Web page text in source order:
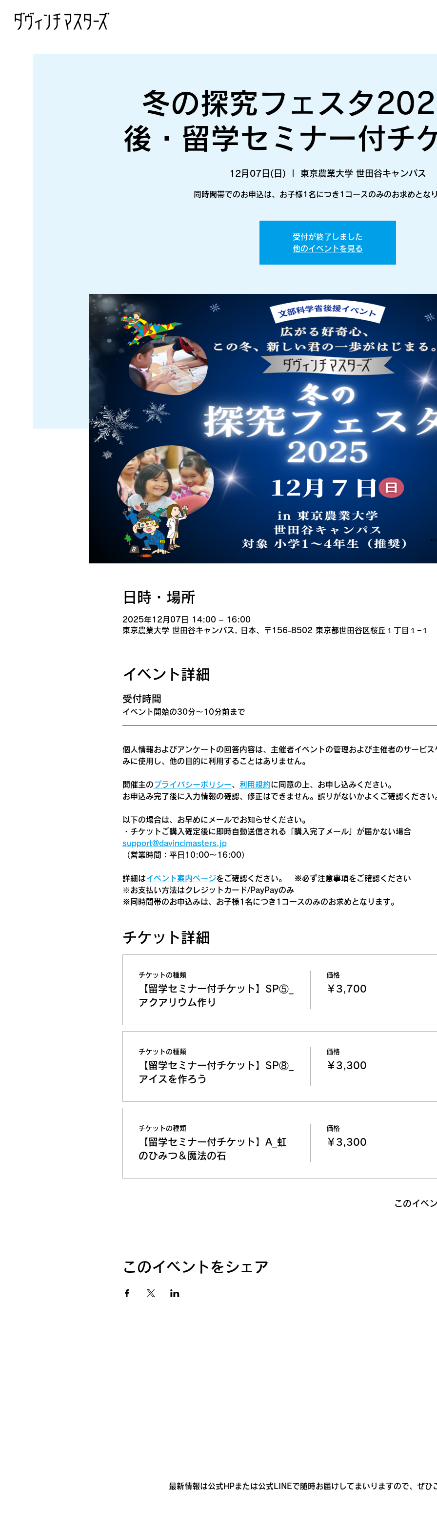
冬の探究フェスタ
後・留学セミナー付チ
12月07日(日) 東京農業大学 世田谷キャンパス
同時間帯でのお申込は、お子様1名につき1コースのみのお求めとなり
受付が終了しました
他のイベントを見る
日時・場所
2025年12月07日 14:00 – 16:00
東京農業大学 世田谷キャンパス, 日本、〒156-8502 東京都世田谷区桜丘１丁目１−１
イベント詳細
​受付時間
イベント開始の30分〜10分前まで
個人情報およびアンケートの回答内容は、主催者イベントの管理および主催者のサービ
みに使用し、他の目的に利用することはありません。
開催主のプライバシーポリシー、 利用規約に同意の上、お申し込みください。
お申込み完了後に入力情報の確認、修正はできません。誤りがないかよくご確認ください
以下の場合は、お早めにメールでお知らせください。
・チケットご購入確定後に即時自動送信される「購入完了メール」が届かない場合
support@davincimasters.jp
（営業時間：平日10:00～16:00）
詳細はイベント案内ページをご確認ください。
※必ず注意事項をご確認ください
​※お支払い方法はクレジットカード/PayPayのみ
※同時間帯のお申込みは、お子様1名につき1コースのみのお求めとなります。
チケット詳細
チケットの種類
【留学セミナー付チケット】SP⑤_
アクアリウム作り
価格
￥3,700
チケットの種類
【留学セミナー付チケット】SP⑧_
アイスを作ろう
価格
￥3,300
チケットの種類
【留学セミナー付チケット】A_虹
のひみつ＆魔法の石
価格
￥3,300
このイベ
このイベントをシェア
最新情報は公式HPまたは公式LINEで随時お届けしてまいりますので、ぜひ